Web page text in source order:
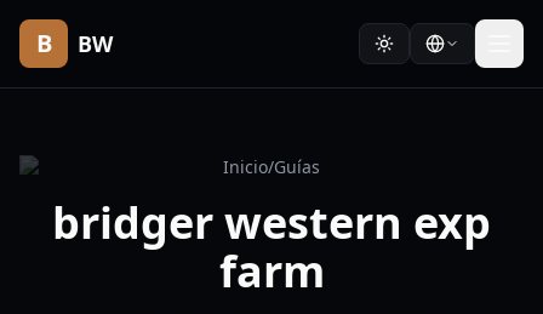
B BW
Inicio/Guías
bridger western exp
farm